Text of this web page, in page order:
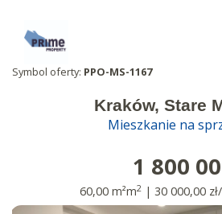
Symbol oferty: PPO-MS-1167
Kraków, Stare
Mieszkanie na
1 800
60,00 m²m2| 30 000,00